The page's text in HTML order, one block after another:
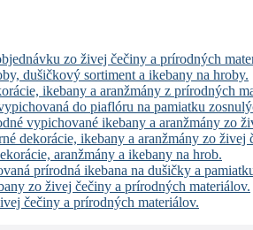
zo živej čečiny a prírodných
dušičkový sortiment a ikebany na hroby.
ikebany a aranžmány z prírodných
do piaflóru na pamiatku
vypichované ikebany a aranžmány zo
dekorácie, ikebany a aranžmány zo
aranžmány a ikebany na hrob.
prírodná ikebana na dušičky a
zo živej čečiny a prírodných materiálov.
čečiny a prírodných materiálov.